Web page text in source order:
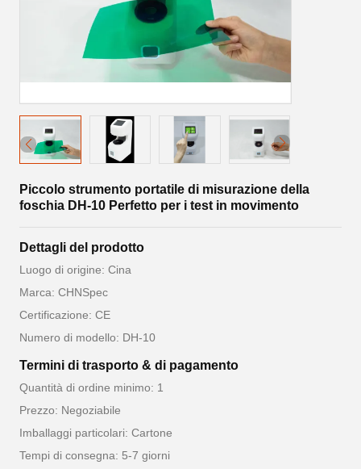
Piccolo strumento portatile di misurazione della
foschia DH-10 Perfetto per i test in movimento
Dettagli del prodotto
Luogo di origine: Cina
Marca: CHNSpec
Certificazione: CE
Numero di modello: DH-10
Termini di trasporto & di pagamento
Quantità di ordine minimo: 1
Prezzo: Negoziabile
Imballaggi particolari: Cartone
Tempi di consegna: 5-7 giorni